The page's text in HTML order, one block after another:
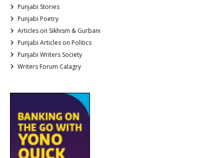
Punjabi Stories
Punjabi Poetry
Articles on Sikhism & Gurbani
Punjabi Articles on Politics
Punjabi Writers Society
Writers Forum Calagry